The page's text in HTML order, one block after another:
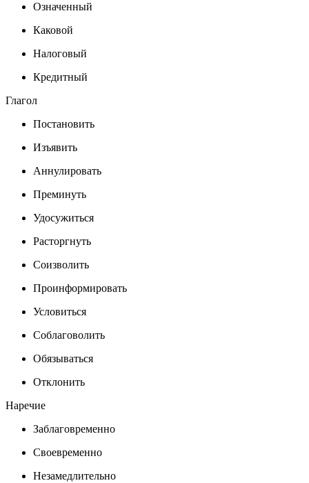
Означенный
Каковой
Налоговый
Кредитный
Глагол
Постановить
Изъявить
Аннулировать
Преминуть
Удосужиться
Расторгнуть
Соизволить
Проинформировать
Условиться
Соблаговолить
Обязываться
Отклонить
Наречие
Заблаговременно
Своевременно
Незамедлительно